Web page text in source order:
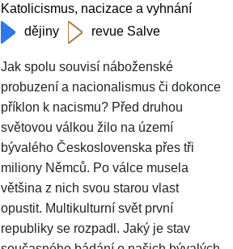
Katolicismus, nacizace a vyhnání
dějiny
revue Salve
Jak spolu souvisí náboženské
probuzení a nacionalismus či dokonce
příklon k nacismu? Před druhou
světovou válkou žilo na území
bývalého Československa přes tři
miliony Němců. Po válce musela
většina z nich svou starou vlast
opustit. Multikulturní svět první
republiky se rozpadl. Jaký je stav